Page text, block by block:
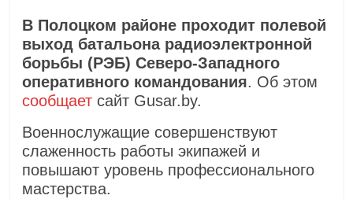
В Полоцком районе проходит полевой
выход батальона радиоэлектронной
борьбы (РЭБ) Северо-Западного
оперативного командования. Об этом
сообщает сайт Gusar.by.
Военнослужащие совершенствуют
слаженность работы экипажей и
повышают уровень профессионального
мастерства.